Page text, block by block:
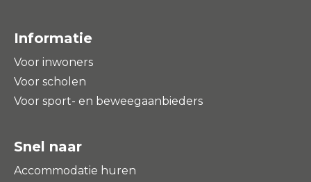
Informatie
Voor inwoners
Voor scholen
Voor sport- en beweegaanbieders
Snel naar
Accommodatie huren